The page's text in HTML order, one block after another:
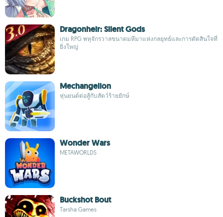
Dragonheir: Silent Gods
เกม RPG พหุจักรวาลขนาดมหึมาแห่งกลยุทธ์และการตัดสินใจที่
ยิ่งใหญ่
Mechangelion
หุ่นยนต์ต่อสู้กับสัตว์ร้ายยักษ์
Wonder Wars
METAWORLDS
Buckshot Bout
Tarsha Games